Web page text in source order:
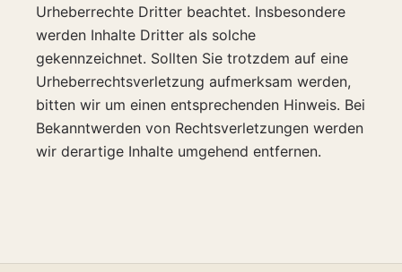
Urheberrechte Dritter beachtet. Insbesondere
werden Inhalte Dritter als solche
gekennzeichnet. Sollten Sie trotzdem auf eine
Urheberrechtsverletzung aufmerksam werden,
bitten wir um einen entsprechenden Hinweis. Bei
Bekanntwerden von Rechtsverletzungen werden
wir derartige Inhalte umgehend entfernen.